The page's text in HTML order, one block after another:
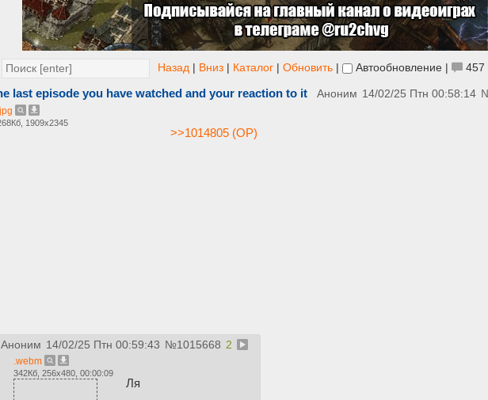
Назад Вниз Каталог Обновить Автообновление 457
last episode you have watched and your reaction to it Аноним 14/02/25 Птн 00:58:14
1909x2345
>>1014805 (OP)
Аноним 14/02/25 Птн 00:59:43 №1015668 2
.webm
342Кб, 256x480, 00:00:09
Ля